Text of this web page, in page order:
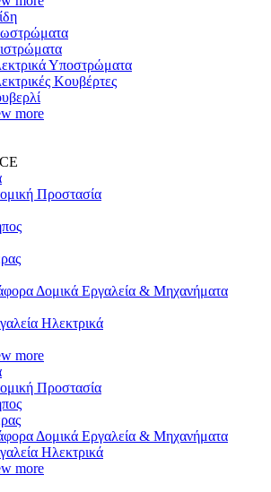
Υποστρώματα
Κουβέρτες
more
Προστασία
Δομικά Εργαλεία & Μηχανήματα
Ηλεκτρικά
more
Προστασία
Δομικά Εργαλεία & Μηχανήματα
Ηλεκτρικά
more